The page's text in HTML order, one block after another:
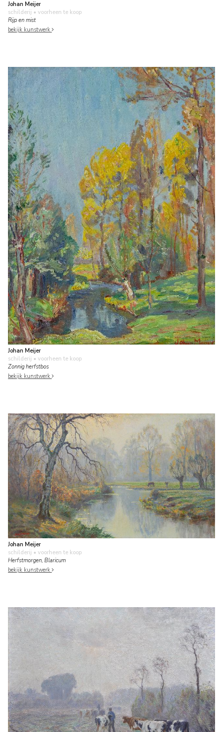
Johan Meijer
schilderij • voorheen te koop
Rijp en mist
bekijk kunstwerk
Johan Meijer
schilderij • voorheen te koop
Zonnig herfstbos
bekijk kunstwerk
Johan Meijer
schilderij • voorheen te koop
Herfstmorgen, Blaricum
bekijk kunstwerk